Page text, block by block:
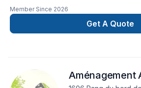
Member Since 2026
Get A Quote
Aménagement